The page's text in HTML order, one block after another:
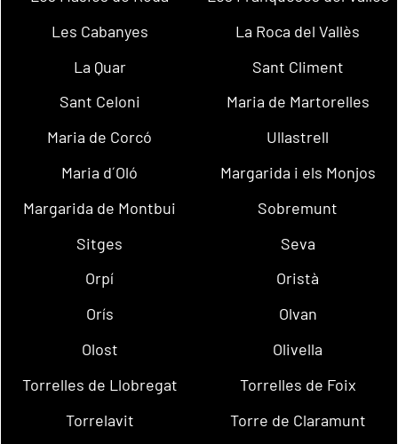
Les Cabanyes
La Roca del Vallès
La Quar
Sant Climent
Sant Celoni
Maria de Martorelles
Maria de Corcó
Ullastrell
Maria d´Oló
Margarida i els Monjos
Margarida de Montbui
Sobremunt
Sitges
Seva
Orpí
Oristà
Orís
Olvan
Olost
Olivella
Torrelles de Llobregat
Torrelles de Foix
Torrelavit
Torre de Claramunt